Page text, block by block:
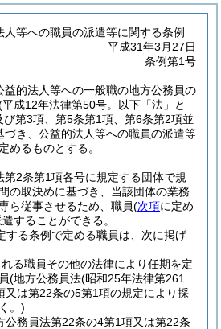
人等への職員の派遣等に関する条例
平成31年3月27日
条例第1号
益的法人等への一般職の地方公務員の
平成12年法律第50号。以下「法」と
び第3項、第5条第1項、第6条第2項並
づき、公益的法人等への職員の派遣等
めるものとする。
第2条第1項各号に規定する団体で規
の取決めに基づき、当該団体の業務
ら従事させるため、職員(次項に定め
することができる。
する条例で定める職員は、次に掲げ
る職員その他の法律により任期を定
(地方公務員法(昭和25年法律第261
又は第22条の5第1項の規定により採
。)
公務員法第22条の4第1項又は第22条